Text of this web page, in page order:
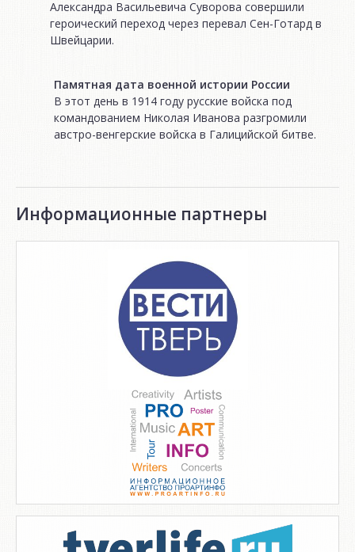
Александра Васильевича Суворова совершили
героический переход через перевал Сен-Готард в
Швейцарии.
Памятная дата военной истории России
В этот день в 1914 году русские войска под
командованием Николая Иванова разгромили
австро-венгерские войска в Галицийской битве.
Информационные партнеры